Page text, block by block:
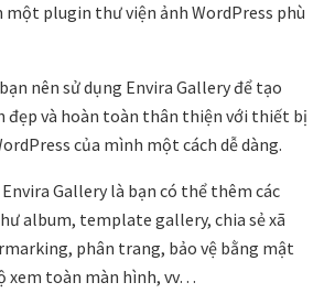
một plugin thư viện ảnh WordPress phù
nên sử dụng Envira Gallery để tạo
đẹp và hoàn toàn thân thiện với thiết bị
của mình một cách dễ dàng.
Gallery là bạn có thể thêm các
album, template gallery, chia sẻ xã
phân trang, bảo vệ bằng mật
xem toàn màn hình, vv…